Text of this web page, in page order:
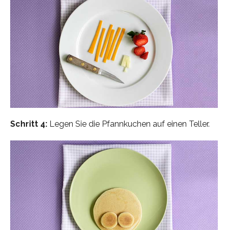
Schritt 4: Legen Sie die Pfannkuchen auf einen Teller.